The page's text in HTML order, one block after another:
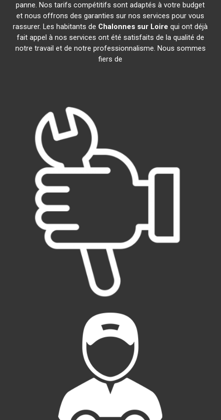
panne. Nos tarifs compétitifs sont adaptés à votre budget
et nous offrons des garanties sur nos services pour vous
rassurer. Les habitants de Chalonnes sur Loire qui ont déjà
fait appel à nos services ont été satisfaits de la qualité de
notre travail et de notre professionnalisme. Nous sommes
fiers de